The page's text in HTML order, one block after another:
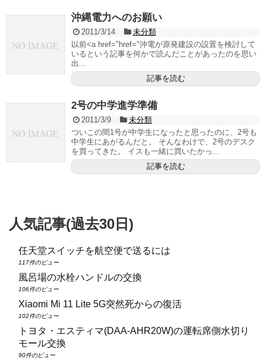
沖縄電力へのお願い
2011/3/14
未分類
以前<a href="href="沖電が原発建設の設置を検討して
いるという記事を何かで読んだことがあったのを思い
出...
記事を読む
2号の中学進学準備
2011/3/9
未分類
ついこの間1号が中学生になったと思ったのに、2号も
中学生にあがるんだと。 そんなわけで、2号のデスク
を買ってきた。 イスも一緒に買いたかっ...
記事を読む
人気記事(過去30日)
任天堂スイッチを航空便で送るには
117件のビュー
風呂場の水栓ハンドルの交換
106件のビュー
Xiaomi Mi 11 Lite 5G突然死からの復活
102件のビュー
トヨタ・エスティマ(DAA‑AHR20W)の運転席側水切り
モール交換
90件のビュー